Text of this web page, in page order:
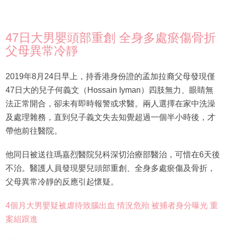
47日大男嬰頭部重創 全身多處瘀傷骨折
父母異常冷靜
2019年8月24日早上，持香港身份證的孟加拉裔父母發現僅
47日大的兒子何義文（Hossain Iyman）四肢無力、眼睛無
法正常開合，卻未有即時報警或求醫。兩人選擇在家中洗澡
及處理雜務，直到兒子義文失去知覺超過一個半小時後，才
帶他前往醫院。
他同日被送往瑪嘉烈醫院兒科深切治療部醫治，可惜在6天後
不治。醫護人員發現嬰兒頭部重創、全身多處瘀傷及骨折，
父母異常冷靜的反應引起懷疑。
4個月大男嬰疑被虐待致腦出血 情況危殆 被捕者身分曝光 重
案組跟進